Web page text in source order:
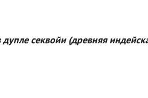
секвойи (древняя